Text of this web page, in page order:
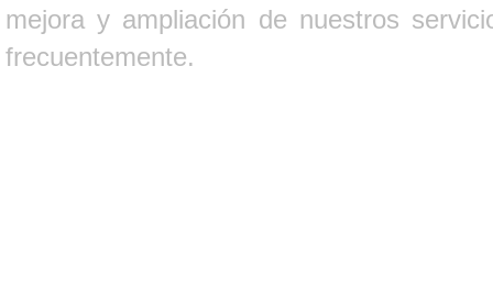
mejora y ampliación de nuestros
frecuentemente.